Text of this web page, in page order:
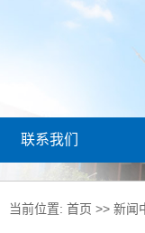
联系我们
当前位置: 首页 >> 新闻